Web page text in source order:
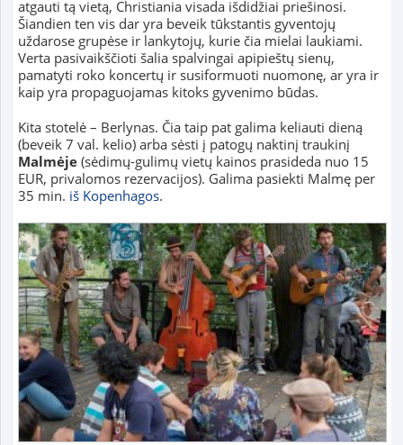
atgauti tą vietą, Christiania visada išdidžiai priešinosi.
Šiandien ten vis dar yra beveik tūkstantis gyventojų
uždarose grupėse ir lankytojų, kurie čia mielai laukiami.
Verta pasivaikščioti šalia spalvingai apipieštų sienų,
pamatyti roko koncertų ir susiformuoti nuomonę, ar yra ir
kaip yra propaguojamas kitoks gyvenimo būdas.
Kita stotelė – Berlynas. Čia taip pat galima keliauti dieną
(beveik 7 val. kelio) arba sėsti į patogų naktinį traukinį
Malmėje(sėdimų-gulimų vietų kainos prasideda nuo 15
EUR, privalomos rezervacijos). Galima pasiekti Malmę per
35 min. iš Kopenhagos.